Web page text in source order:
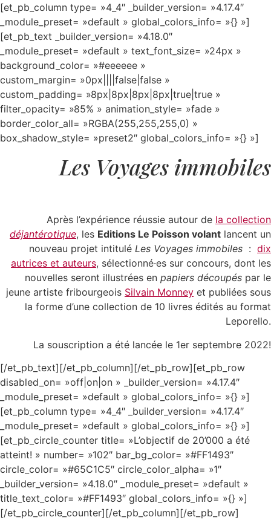
[et_pb_column type= »4_4″ _builder_version= »4.17.4″
_module_preset= »default » global_colors_info= »{} »]
[et_pb_text _builder_version= »4.18.0″
_module_preset= »default » text_font_size= »24px »
background_color= »#eeeeee »
custom_margin= »0px||||false|false »
custom_padding= »8px|8px|8px|8px|true|true »
filter_opacity= »85% » animation_style= »fade »
border_color_all= »RGBA(255,255,255,0) »
box_shadow_style= »preset2″ global_colors_info= »{} »]
Les Voyages immobiles
Après l’expérience réussie autour de la collection
déjantérotique, les Editions Le Poisson volant lancent un
nouveau projet intitulé Les Voyages immobiles : dix
autrices et auteurs, sélectionné·es sur concours, dont les
nouvelles seront illustrées en papiers découpés par le
jeune artiste fribourgeois Silvain Monney et publiées sous
la forme d’une collection de 10 livres édités au format
Leporello.
La souscription a été lancée le 1er septembre 2022!
[/et_pb_text][/et_pb_column][/et_pb_row][et_pb_row
disabled_on= »off|on|on » _builder_version= »4.17.4″
_module_preset= »default » global_colors_info= »{} »]
[et_pb_column type= »4_4″ _builder_version= »4.17.4″
_module_preset= »default » global_colors_info= »{} »]
[et_pb_circle_counter title= »L’objectif de 20’000 a été
atteint! » number= »102″ bar_bg_color= »#FF1493″
circle_color= »#65C1C5″ circle_color_alpha= »1″
_builder_version= »4.18.0″ _module_preset= »default »
title_text_color= »#FF1493″ global_colors_info= »{} »]
[/et_pb_circle_counter][/et_pb_column][/et_pb_row]